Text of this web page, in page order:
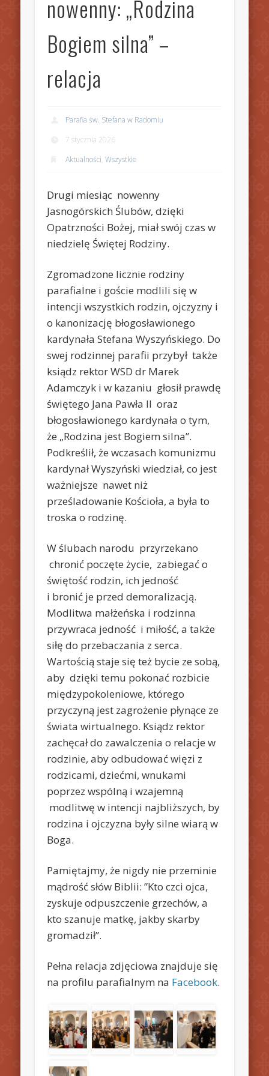
nowenny: „Rodzina
Bogiem silna” –
relacja
Parafia św. Stefana w Radomiu
7 stycznia 2026
Aktualności,Wszystkie
Drugi miesiąc nowenny
Jasnogórskich Ślubów, dzięki
Opatrzności Bożej, miał swój czas w
niedzielę Świętej Rodziny.
Zgromadzone licznie rodziny
parafialne i goście modlili się w
intencji wszystkich rodzin, ojczyzny i
o kanonizację błogosławionego
kardynała Stefana Wyszyńskiego. Do
swej rodzinnej parafii przybył także
ksiądz rektor WSD dr Marek
Adamczyk i w kazaniu głosił prawdę
świętego Jana Pawła II oraz
błogosławionego kardynała o tym,
że „Rodzina jest Bogiem silna”.
Podkreślił, że wczasach komunizmu
kardynał Wyszyński wiedział, co jest
ważniejsze nawet niż
prześladowanie Kościoła, a była to
troska o rodzinę.
W ślubach narodu przyrzekano
chronić poczęte życie, zabiegać o
świętość rodzin, ich jedność
i bronić je przed demoralizacją.
Modlitwa małżeńska i rodzinna
przywraca jedność i miłość, a także
siłę do przebaczania z serca.
Wartością staje się też bycie ze sobą,
aby dzięki temu pokonać rozbicie
międzypokoleniowe, którego
przyczyną jest zagrożenie płynące ze
świata wirtualnego. Ksiądz rektor
zachęcał do zawalczenia o relacje w
rodzinie, aby odbudować więzi z
rodzicami, dziećmi, wnukami
poprzez wspólną i wzajemną
modlitwę w intencji najbliższych, by
rodzina i ojczyzna były silne wiarą w
Boga.
Pamiętajmy, że nigdy nie przeminie
mądrość słów Biblii: ”Kto czci ojca,
zyskuje odpuszczenie grzechów, a
kto szanuje matkę, jakby skarby
gromadził”.
Pełna relacja zdjęciowa znajduje się
na profilu parafialnym na Facebook.